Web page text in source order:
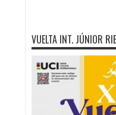
VUELTA INT. JÚNIOR